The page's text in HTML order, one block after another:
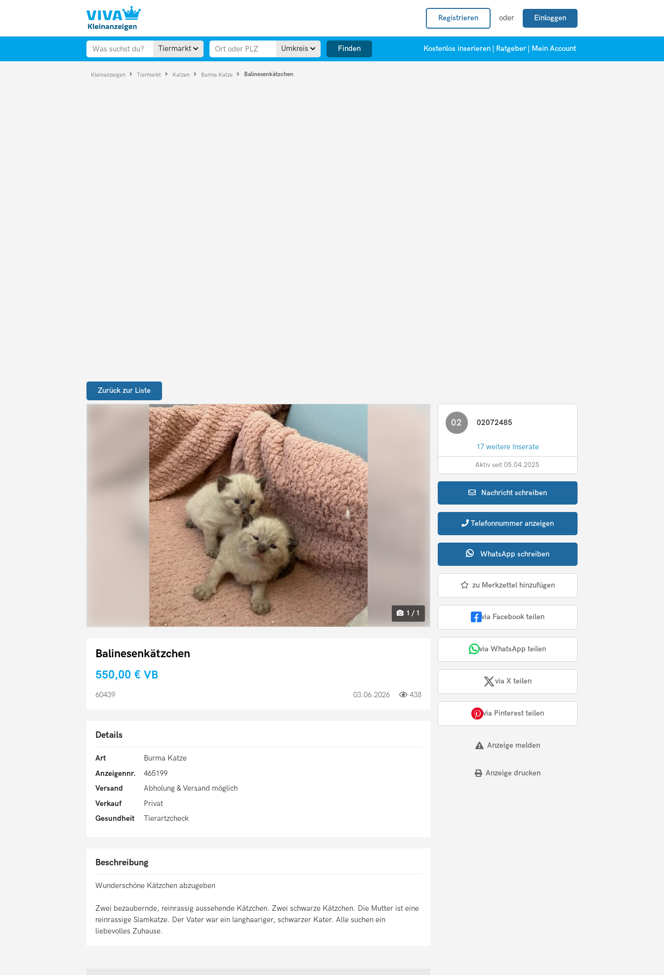
Registrieren oder Einloggen
Tiermarkt Umkreis Finden Kostenlos inserieren Ratgeber Mein Account
Kleinanzeigen Tiermarkt Katzen Burma Katze Balinesenkätzchen
Zurück zur Liste
1 / 1
Balinesenkätzchen
550,00 € VB
60439 03.06.2026 438
Details
Art
Burma Katze
Anzeigennr.
465199
Versand
Abholung & Versand möglich
Verkauf
Privat
Gesundheit
Tierartzcheck
Beschreibung
Wunderschöne Kätzchen abzugeben
Zwei bezaubernde, reinrassig aussehende Kätzchen. Zwei schwarze Kätzchen. Die Mutter ist eine
reinrassige Siamkatze. Der Vater war ein langhaariger, schwarzer Kater. Alle suchen ein
liebevolles Zuhause.
02 02072485
17 weitere Inserate
Aktiv seit 05.04.2025
Nachrichtschreiben
Telefonnummer anzeigen
WhatsApp schreiben
zu Merkzettel hinzufügen
via Facebook teilen
via WhatsApp teilen
via X teilen
via Pinterest teilen
Anzeige melden
Anzeige drucken